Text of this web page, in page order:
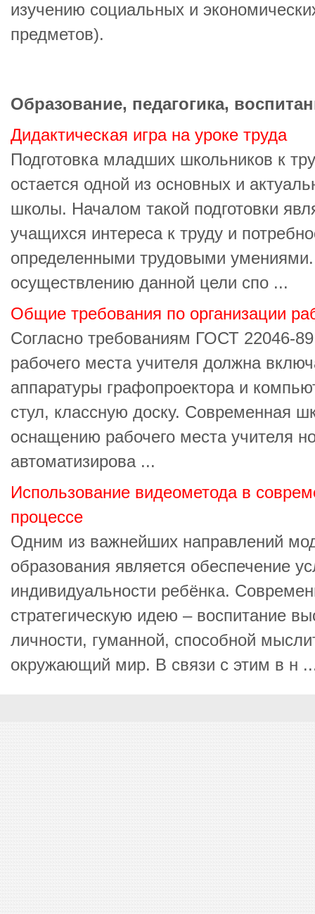
изучению социальных и
предметов).
Образование, педагогика,
Дидактическая игра на уроке труда
Подготовка младших школьников к
остается одной из основных и
школы. Началом такой подготовки
учащихся интереса к труду и
определенными трудовыми
осуществлению данной цели спо ...
Общие требования по организации
Согласно требованиям ГОСТ 22046-
рабочего места учителя должна
аппаратуры графопроектора и
стул, классную доску. Современная
оснащению рабочего места учителя
автоматизирова ...
Использование видеометода в
процессе
Одним из важнейших направлений
образования является обеспечение
индивидуальности ребёнка.
стратегическую идею – воспитание
личности, гуманной, способной
окружающий мир. В связи с этим в н